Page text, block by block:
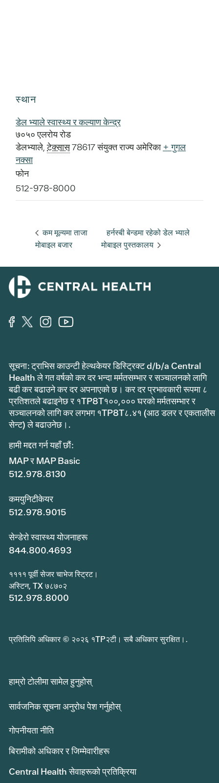
स्थान
डेल भ्याले स्वास्थ्य र कल्याण केन्द्र
७०५० एलरोय रोड
डेलभ्याले, टेक्सास78617संयुक्त राज्य अमेरिका + गुगल
नक्सा
फोन
512-978-8000
कम मूल्यमा ताजा
मोबाइल बजार
हर्नस्बी बेन्डमा रहेको डेल भ्याले
मोबाइल पुस्तकालय
सूचना: ट्राभिस काउन्टी हेल्थकेयर डिस्ट्रिक्ट d/b/a Central
Health ले गत वर्षको कर दर भन्दा मर्मतसम्भार र सञ्चालनको लागि
बढी कर बढाउने कर दर अपनाएको छ। कर दर प्रभावकारी रूपमा ८
प्रतिशतले बढाइनेछ र १TP8T१००,००० घरको मर्मतसम्भार र
सञ्चालनको लागि कर लगभग १TP8T८.४१ (आठ डलर र एकतालीस
सेन्ट) ले बढाउनेछ।.
हामी मद्दत गर्न यहाँ छौं:
MAP र MAP Basic
512.978.8130
कमयुनिटीकेयर
512.978.9015
सेन्डेरो स्वास्थ्य योजनाहरू
844.800.4693
११११ पूर्वी सेजर चाभेज स्ट्रिट।
अस्टिन, TX ७८७०२
512.978.8000
प्रतिलिपि अधिकार © २०२६ १TP२टी। सबै अधिकार सुरक्षित।.
हाम्रो टोलीमा सामेल हुनुहोस्
सार्वजनिक सूचना अनुरोध पेश गर्नुहोस्
गोपनीयता नीति
बिरामीको अधिकार र जिम्मेवारीहरू
Central Health सेवाहरूको प्रतिक्रिया